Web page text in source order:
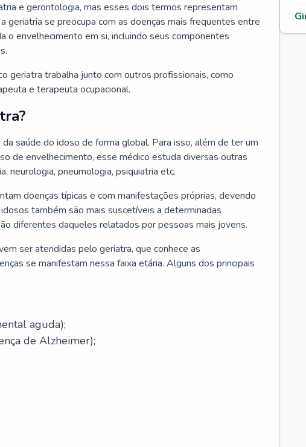
e gerontologia, mas esses dois termos representam
geriatria se preocupa com as doenças mais frequentes entre
o envelhecimento em si, incluindo seus componentes
geriatra trabalha junto com outros profissionais, como
e terapeuta ocupacional.
saúde do idoso de forma global. Para isso, além de ter um
de envelhecimento, esse médico estuda diversas outras
neurologia, pneumologia, psiquiatria etc.
doenças típicas e com manifestações próprias, devendo
também são mais suscetíveis a determinadas
diferentes daqueles relatados por pessoas mais jovens.
ser atendidas pelo geriatra, que conhece as
se manifestam nessa faixa etária. Alguns dos principais
aguda);
de Alzheimer);